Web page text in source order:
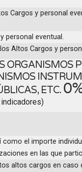
Cargos y personal
personal eventual.
Altos Cargos y
ORGANISMOS
ETC.
como el importe
en las que
altos cargos en caso